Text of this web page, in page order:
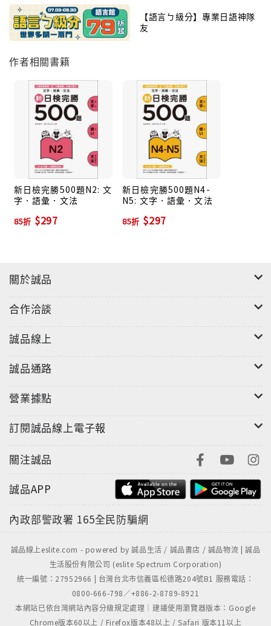
本書由日本專業語言教材出版社ASK邀請「JLPT日本語
版了十餘冊日檢系列暢銷叢書，讀者遍及亞洲各國。本
書前身為《 新日檢500題N2‧N3︰文字‧語彙‧文法》，出
版至今，由於不斷受到考生及教師們的好評，於2015年
推出全新修訂版本，延續「大量練習，提升實力」的宗
旨，修訂版更精準掌握最關鍵的500題與其延伸，幫助
考生在最短時間內全力衝刺。
從做錯的題目裡，找出盲點，釐清觀念，不再犯錯！
苦讀了數本文法書，以為自己全都會了？
「背好文法」不等於能「運用文法」！靈活的文法考
項進行解說，同時提供不同詞性、相似詞、慣用語、類
塞頓開！以四週的進度安排，扎實打底，累積實力！
【語言ㄅ級分】專業日語神隊
友
作者相關書籍
新日檢完勝500題N2: 文
字．語彙．文法
85折 $297
新日檢完勝500題N4-
N5: 文字．語彙．文法
85折 $297
關於誠品
合作洽談
誠品線上
誠品通路
營業據點
訂閱誠品線上電子報
關注誠品
誠品APP
內政部警政署 165全民防騙網
誠品線上eslite.com - powered by 誠品生活 / 誠品書店 / 誠品物流 | 誠品
生活股份有限公司 (eslite Spectrum Corporation)
統一編號：27952966 | 台灣台北市信義區松德路204號B1 服務電話：
0800-666-798／+886-2-8789-8921
本網站已依台灣網站內容分級規定處理｜建議使用瀏覽器版本：Google
Chrome版本60以上 / Firefox版本48以上 / Safari 版本11以上